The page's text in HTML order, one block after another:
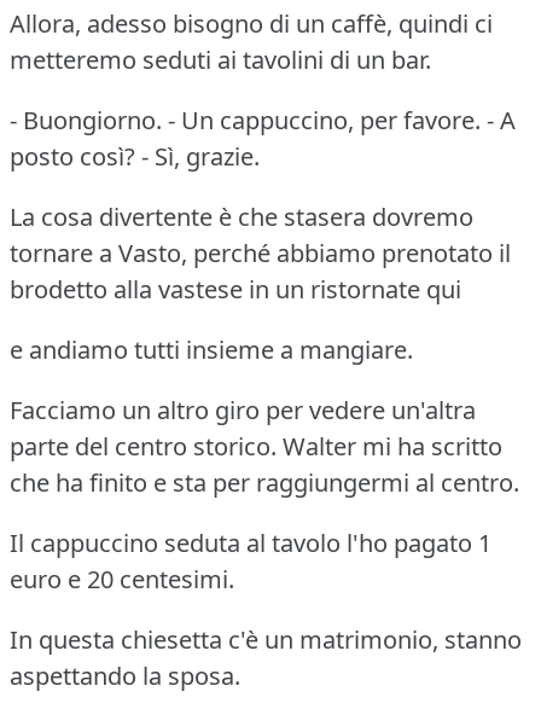
Allora, adesso bisogno di un caffè, quindi ci
metteremo seduti ai tavolini di un bar.
- Buongiorno. - Un cappuccino, per favore. - A
posto così? - Sì, grazie.
La cosa divertente è che stasera dovremo
tornare a Vasto, perché abbiamo prenotato il
brodetto alla vastese in un ristornate qui
e andiamo tutti insieme a mangiare.
Facciamo un altro giro per vedere un'altra
parte del centro storico. Walter mi ha scritto
che ha finito e sta per raggiungermi al centro.
Il cappuccino seduta al tavolo l'ho pagato 1
euro e 20 centesimi.
In questa chiesetta c'è un matrimonio, stanno
aspettando la sposa.